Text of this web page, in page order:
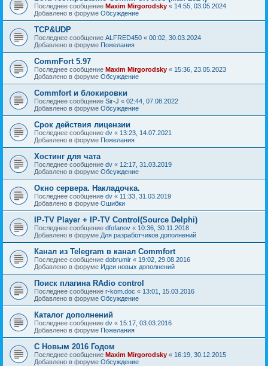
Последнее сообщение Maxim Mirgorodsky « 14:55, 03.05.2024
Добавлено в форуме Обсуждение
TCP&UDP
Последнее сообщение ALFRED450 « 00:02, 30.03.2024
Добавлено в форуме Пожелания
CommFort 5.97
Последнее сообщение Maxim Mirgorodsky « 15:36, 23.05.2023
Добавлено в форуме Обсуждение
Сommfort и блокировки
Последнее сообщение Sir-J « 02:44, 07.08.2022
Добавлено в форуме Обсуждение
Срок действия лицензии
Последнее сообщение dv « 13:23, 14.07.2021
Добавлено в форуме Пожелания
Хостинг для чата
Последнее сообщение dv « 12:17, 31.03.2019
Добавлено в форуме Обсуждение
Окно сервера. Накладочка.
Последнее сообщение dv « 11:33, 31.03.2019
Добавлено в форуме Ошибки
IP-TV Player + IP-TV Control(Source Delphi)
Последнее сообщение dfofanov « 10:36, 30.11.2018
Добавлено в форуме Для разработчиков дополнений
Канал из Telegram в канал Commfort
Последнее сообщение dobrumir « 19:02, 29.08.2016
Добавлено в форуме Идеи новых дополнений
Поиск плагина RAdio control
Последнее сообщение r-kom.doc « 13:01, 15.03.2016
Добавлено в форуме Обсуждение
Каталог дополнений
Последнее сообщение dv « 15:17, 03.03.2016
Добавлено в форуме Пожелания
С Новым 2016 Годом
Последнее сообщение Maxim Mirgorodsky « 16:19, 30.12.2015
Добавлено в форуме Обсуждение